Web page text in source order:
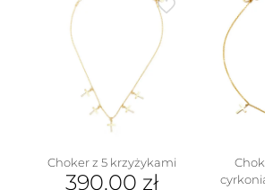
Choker z 5 krzyżykami
390.00 zł